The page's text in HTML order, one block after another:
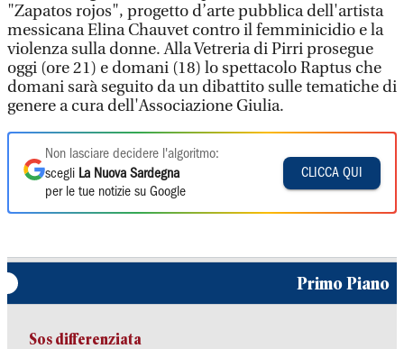
"Zapatos rojos", progetto d’arte pubblica dell'artista
messicana Elina Chauvet contro il femminicidio e la
violenza sulla donne. Alla Vetreria di Pirri prosegue
oggi (ore 21) e domani (18) lo spettacolo Raptus che
domani sarà seguito da un dibattito sulle tematiche di
genere a cura dell'Associazione Giulia.
Non lasciare decidere l'algoritmo:
scegli La Nuova Sardegna
per le tue notizie su Google
CLICCA QUI
Primo Piano
Sos differenziata